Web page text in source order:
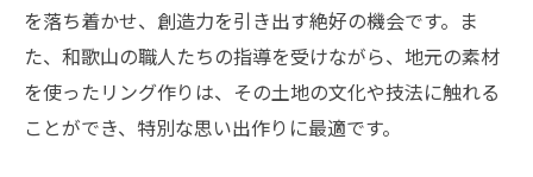
を落ち着かせ、創造力を引き出す絶好の機会です。ま
た、和歌山の職人たちの指導を受けながら、地元の素材
を使ったリング作りは、その土地の文化や技法に触れる
ことができ、特別な思い出作りに最適です。